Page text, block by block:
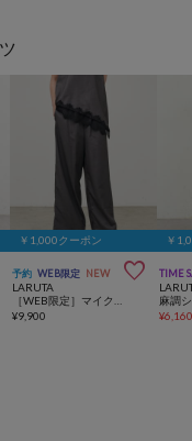
￥1,000クーポン
予約 WEB限定 NEW 
LARUTA
¥9,900
￥
TIME
¥